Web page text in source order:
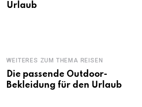
Urlaub
WEITERES ZUM THEMA REISEN
Die passende Outdoor-
Bekleidung für den Urlaub